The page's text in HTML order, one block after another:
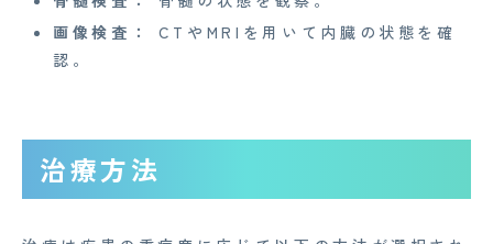
画像検査：
CTやMRIを用いて内臓の状態を確
認。
治療方法
イベント
キャリア・インターン